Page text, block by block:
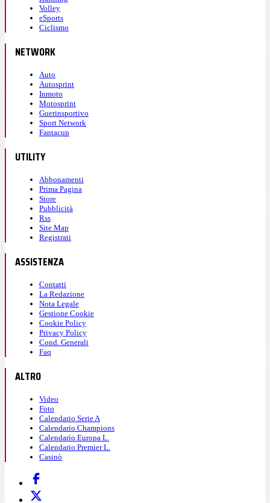
Volley
eSports
Ciclismo
NETWORK
Auto
Autosprint
Inmoto
Motosprint
Guerinsportivo
Sport Network
Fantacup
UTILITY
Abbonamenti
Prima Pagina
Store
Pubblicità
Rss
Site Map
Registrati
ASSISTENZA
Contatti
La Redazione
Nota Legale
Gestione Cookie
Cookie Policy
Privacy Policy
Cond. Generali
Faq
ALTRO
Video
Foto
Calendario Serie A
Calendario Champions
Calendario Europa L.
Calendario Premier L.
Casinò